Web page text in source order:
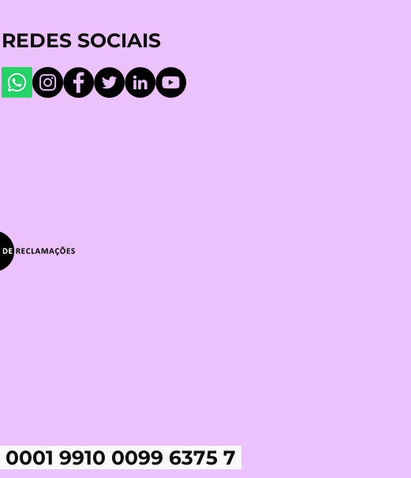
REDES SOCIAIS
9910 0099 6375 7